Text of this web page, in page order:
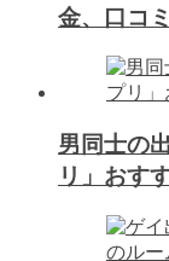
金、口コ
男同士の
リ」おす